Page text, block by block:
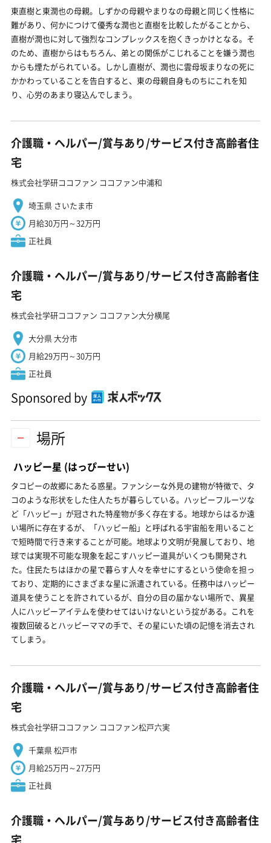
東直樹と東潤也の母親。しずかの母親やまりなの母親と同じく性格に
難があり、何かにつけて優秀な潤也と直樹を比較したがることから、
直樹が潤也に対して強烈なコンプレックスを抱くきっかけとなる。そ
のため、直樹からはもちろん、弟との関係がこじれることを嫌う潤也
からも煙たがられている。しかし直樹が、潤也に雲母坂まりなの死に
かかわっていることを告白すると、東の母親自身ものちにこれを知
り、心労のあまり寝込んでしまう。
介護職・ヘルパー/賞与あり/サービス付き高齢者住
宅
株式会社学研ココファン ココファン中浦和
埼玉県 さいたま市
月給30万円～32万円
正社員
介護職・ヘルパー/賞与あり/サービス付き高齢者住
宅
株式会社学研ココファン ココファン大分横尾
大分県 大分市
月給29万円～30万円
正社員
Sponsored by
場所
ハッピー星 (はっぴーせい)
タコピーの故郷にあたる惑星。ファンシーな外見の建物が特徴で、タ
コのような形状をした住人たちが暮らしている。ハッピーフルーツな
ど「ハッピー」が冠された特産物が多く存在する。地球からはるか遠
い場所に存在するが、「ハッピー船」と呼ばれる宇宙船を用いること
で短時間で行き来することが可能。地球より文明が発展しており、地
球では実現不可能な現象を起こすハッピー道具がいくつも開発され
た。住民たちはほかの星で暮らす人々を幸せにするという使命を担っ
ており、定期的にさまざまな星に派遣されている。任務中はハッピー
道具を使うことを許されているが、自分の目の届かない場所で、異星
人にハッピーアイテムを使わせてはいけないという掟がある。これを
複数回破るとハッピーママの手で、その星にいた頃の記憶を消去され
てしまう。
介護職・ヘルパー/賞与あり/サービス付き高齢者住
宅
株式会社学研ココファン ココファン松戸六実
千葉県 松戸市
月給25万円～27万円
正社員
介護職・ヘルパー/賞与あり/サービス付き高齢者住
宅